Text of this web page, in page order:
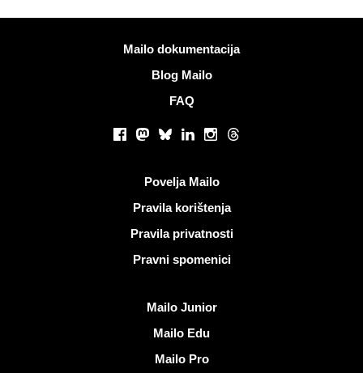
Mailo dokumentacija
Blog Mailo
FAQ
Facebook
Mastodon
BlueskyLinkedInInstagram
Threads
Povelja Mailo
Pravila korištenja
Pravila privatnosti
Pravni spomenici
Mailo Junior
Mailo Edu
Mailo Pro